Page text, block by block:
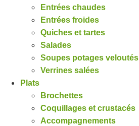
Entrées chaudes
Entrées froides
Quiches et tartes
Salades
Soupes potages veloutés
Verrines salées
Plats
Brochettes
Coquillages et crustacés
Accompagnements